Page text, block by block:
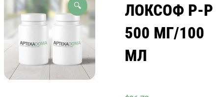
🔍
ЛОКСОФ Р-Р
500 МГ/100
МЛ